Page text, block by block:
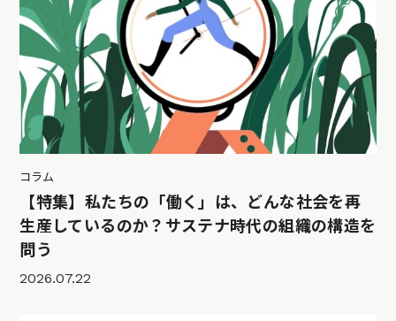
コラム
【特集】私たちの「働く」は、どんな社会を再
生産しているのか？サステナ時代の組織の構造を
問う
2026.07.22